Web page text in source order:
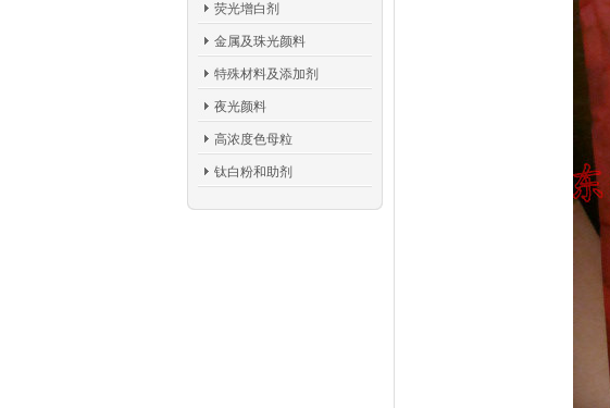
荧光增白剂
金属及珠光颜料
特殊材料及添加剂
夜光颜料
高浓度色母粒
钛白粉和助剂